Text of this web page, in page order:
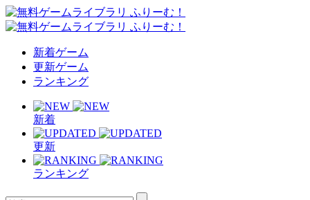
新着ゲーム
更新ゲーム
ランキング
新着
更新
ランキング